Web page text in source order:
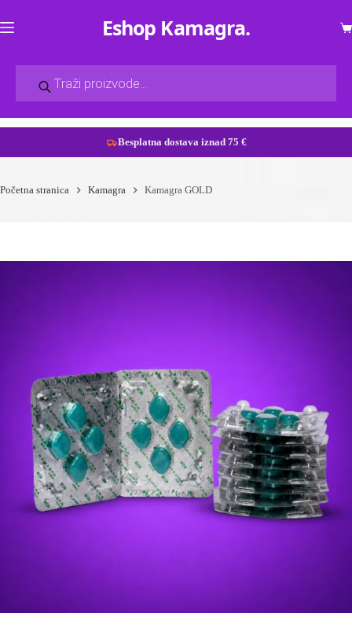
Besplatna dostava iznad 75 €
sadržaj
Eshop Kamagra
search
Početna stranica Kamagra Kamagra GOLD